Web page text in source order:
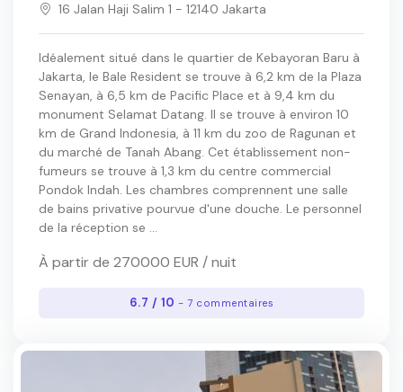
16 Jalan Haji Salim 1 - 12140 Jakarta
Idéalement situé dans le quartier de Kebayoran Baru à
Jakarta, le Bale Resident se trouve à 6,2 km de la Plaza
Senayan, à 6,5 km de Pacific Place et à 9,4 km du
monument Selamat Datang. Il se trouve à environ 10
km de Grand Indonesia, à 11 km du zoo de Ragunan et
du marché de Tanah Abang. Cet établissement non-
fumeurs se trouve à 1,3 km du centre commercial
Pondok Indah. Les chambres comprennent une salle
de bains privative pourvue d'une douche. Le personnel
de la réception se ...
À partir de 270000 EUR / nuit
6.7 / 10- 7 commentaires